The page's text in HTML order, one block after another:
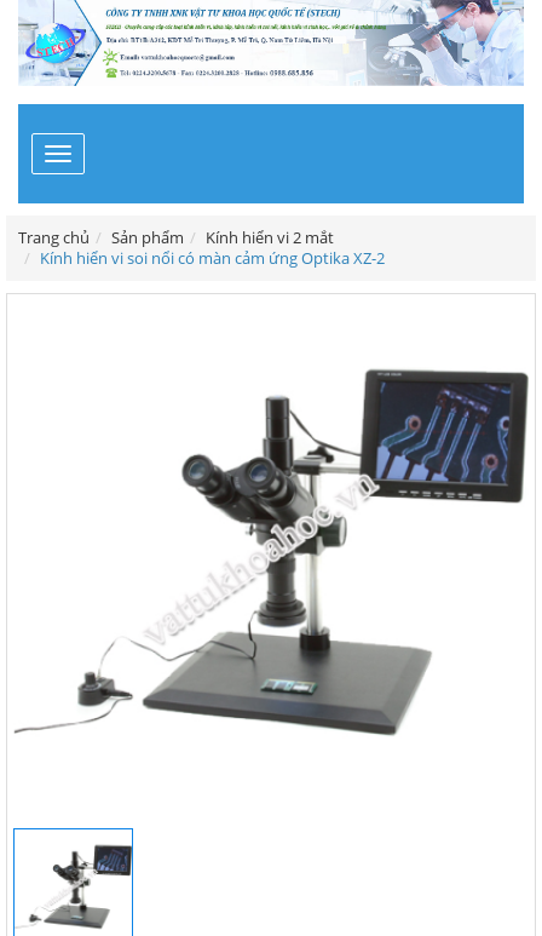
Toggle
navigation
Trang chủ Sản phẩm
Kính hiển vi 2 mắt
Kính hiển vi soi nổi có màn cảm ứng Optika XZ-2